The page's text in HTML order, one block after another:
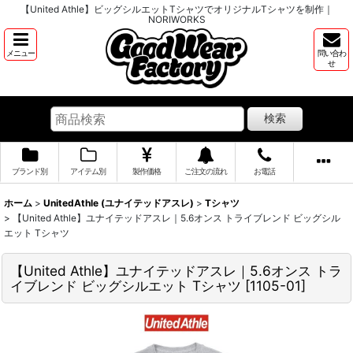
【United Athle】ビッグシルエットTシャツでオリジナルTシャツを制作｜
NORIWORKS
メニュー
問い合わ
せ
検索
ブランド別 アイテム別 製作価格 ご注文の流れ お電話
ホーム > UnitedAthle (ユナイテッドアスレ) > Tシャツ
>
【United Athle】ユナイテッドアスレ｜5.6オンス トライブレンド ビッグシル
エット Tシャツ
【United Athle】ユナイテッドアスレ｜5.6オンス トラ
イブレンド ビッグシルエット Tシャツ [1105-01]